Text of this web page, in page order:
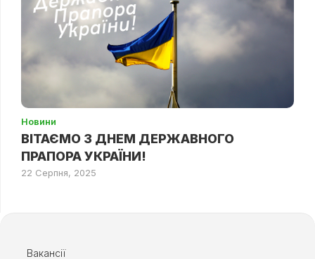
Новини
ВІТАЄМО З ДНЕМ ДЕРЖАВНОГО
ПРАПОРА УКРАЇНИ!
22 Серпня, 2025
Вакансії